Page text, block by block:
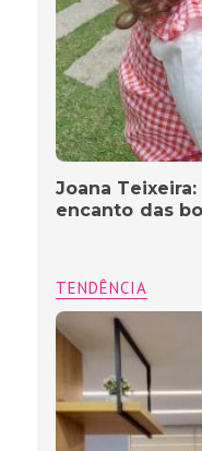
Joana
encanto das
TENDÊNCIA